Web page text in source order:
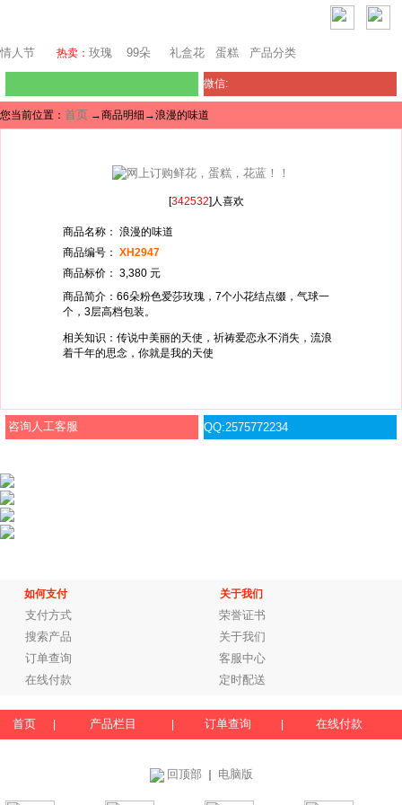
情人节 热卖： 玫瑰 99朵 礼盒花 蛋糕 产品分类
微信:
您当前位置： 首页 →商品明细→浪漫的味道
[342532]人喜欢
商品名称： 浪漫的味道
商品编号： XH2947
商品标价： 3,380 元
商品简介：66朵粉色爱莎玫瑰，7个小花结点缀，气球一
个，3层高档包装。
相关知识：传说中美丽的天使，祈祷爱恋永不消失，流浪
着千年的思念，你就是我的天使
咨询人工客服 QQ:2575772234
如何支付 关于我们
支付方式
荣誉证书
搜索产品
关于我们
订单查询
客服中心
在线付款
定时配送
首页 产品栏目 订单查询 在线付款
回顶部 电脑版